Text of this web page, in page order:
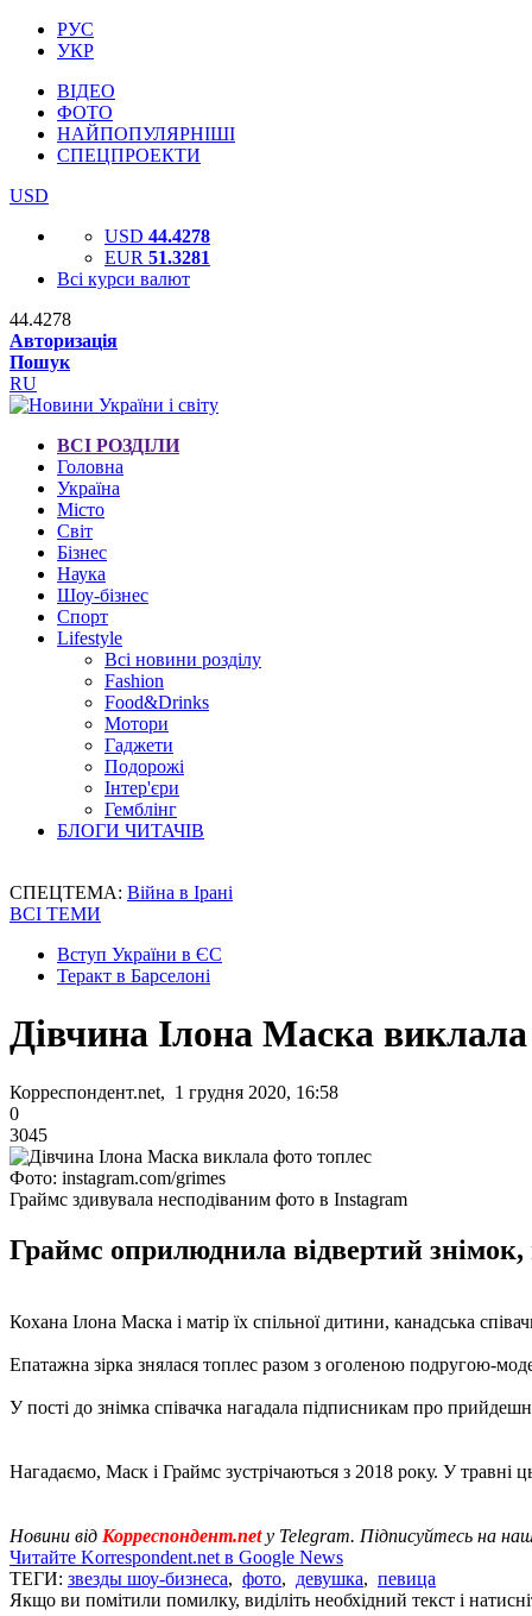
РУС
УКР
ВІДЕО
ФОТО
НАЙПОПУЛЯРНІШІ
СПЕЦПРОЕКТИ
USD
USD 44.4278
EUR 51.3281
Всі курси валют
44.4278
Авторизація
Пошук
RU
ВСІ РОЗДІЛИ
Головна
Україна
Місто
Світ
Бізнес
Наука
Шоу-бізнес
Спорт
Lifestyle
Всі новини розділу
Fashion
Food&Drinks
Мотори
Гаджети
Подорожі
Інтер'єри
Гемблінг
БЛОГИ ЧИТАЧІВ
СПЕЦТЕМА: Війна в Ірані
ВСІ ТЕМИ
Вступ України в ЄС
Теракт в Барселоні
Дівчина Ілона Маска
Корреспондент.net, 1 грудня 2020, 16:58
0
3045
Фото: instagram.com/grimes
Граймс здивувала несподіваним фото в Instagram
Граймс оприлюднила відвертий
Кохана Ілона Маска і матір їх спільної дитини, канадська
Епатажна зірка знялася топлес разом з оголеною подругою-
У пості до знімка співачка нагадала підписникам про
Нагадаємо, Маск і Граймс зустрічаються з 2018 року. У травні
Новини від Корреспондент.netу Telegram. Підписуйтесь на
Читайте Korrespondent.net в Google News
ТЕГИ: звезды шоу-бизнеса, фото, девушка, певица
Якщо ви помітили помилку, виділіть необхідний текст і